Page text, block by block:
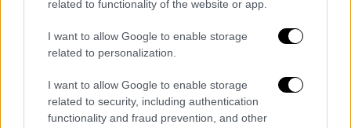
related to functionality of the website or app.
I want to allow Google to enable storage
related to personalization.
I want to allow Google to enable storage
related to security, including authentication
functionality and fraud prevention, and other
χρήση κινητού και παραβίαση διαβάσεων
Ο πολίτης θα ενημερώνεται
και μέσω Gov.gr Wallet
, θα βλέπει το σχετικό
υλικό, θα μπορεί να υποβάλειένσταση
ηλεκτρονικάκαι να πληρώνει το πρόστιμο